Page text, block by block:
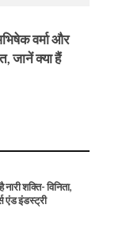
वर्मा और
जानें क्या हैं
शक्ति- विनिता,
एंड इंडस्ट्री